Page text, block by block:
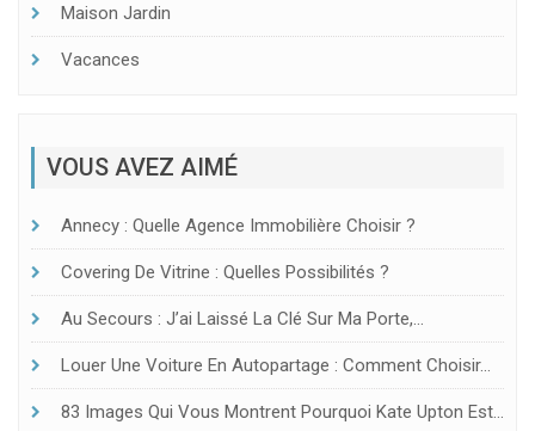
Maison Jardin
Vacances
VOUS AVEZ AIMÉ
Annecy : Quelle Agence Immobilière Choisir ?
Covering De Vitrine : Quelles Possibilités ?
Au Secours : J’ai Laissé La Clé Sur Ma Porte,…
Louer Une Voiture En Autopartage : Comment Choisir…
83 Images Qui Vous Montrent Pourquoi Kate Upton Est…